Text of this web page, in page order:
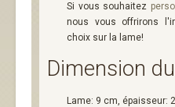
Si vous souhaitez
nous vous offrirons
choix sur la lame!
Dimension
Lame: 9 cm, épaisseur: